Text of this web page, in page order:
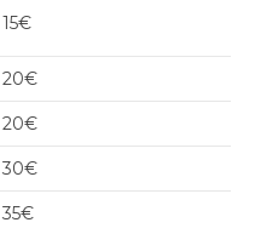
15€
20€
20€
30€
35€